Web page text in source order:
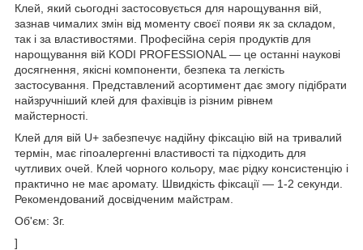
Клей, який сьогодні застосовується для нарощування вій,
зазнав чималих змін від моменту своєї появи як за складом,
так і за властивостями. Професійна серія продуктів для
нарощування вій KODI PROFESSIONAL — це останні наукові
досягнення, якісні компоненти, безпека та легкість
застосування. Представлений асортимент дає змогу підібрати
найзручніший клей для фахівців із різним рівнем
майстерності.
Клей для вій U+ забезпечує надійну фіксацію вій на тривалий
термін, має гіпоалергенні властивості та підходить для
чутливих очей. Клей чорного кольору, має рідку консистенцію і
практично не має аромату. Швидкість фіксації — 1-2 секунди.
Рекомендований досвідченим майстрам.
Об'єм: 3г.
]